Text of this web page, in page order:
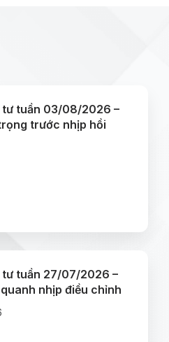
tư tuần 03/08/2026 –
trước nhịp hồi
tư tuần 27/07/2026 –
nhịp điều chỉnh